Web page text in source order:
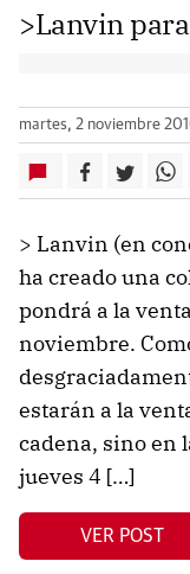
>Lanvin
martes, 2 noviembre
> Lanvin (en
ha creado una
pondrá a la
noviembre.
estarán a la
cadena, sino en
jueves 4 […]
VER POST